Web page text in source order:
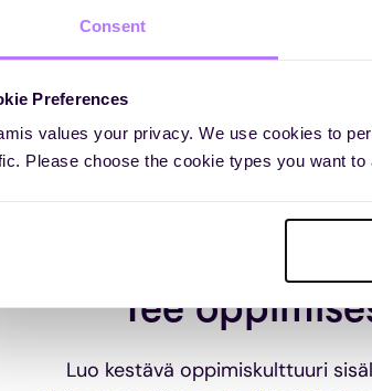
Consent
Preferences
values your privacy. We use cookies to
Please choose the cookie types you want to
Näe oppimisen ROI nopeasti
Tee
Luo kestävä oppimiskulttuuri